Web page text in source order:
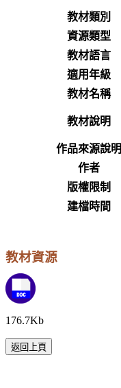
教材類別
資源類型
教材語言
適用年級
教材名稱
教材說明
作品來源說明
作者
版權限制
建檔時間
教材資源
176.7Kb
返回上頁